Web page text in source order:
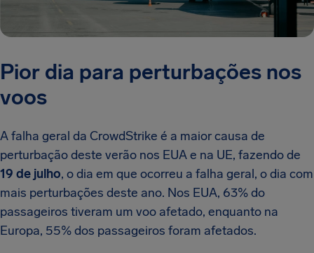
Pior dia para perturbações nos
voos
A falha geral da CrowdStrike é a maior causa de
perturbação deste verão nos EUA e na UE, fazendo de
19 de julho, o dia em que ocorreu a falha geral, o dia com
mais perturbações deste ano. Nos EUA, 63% do
passageiros tiveram um voo afetado, enquanto na
Europa, 55% dos passageiros foram afetados.